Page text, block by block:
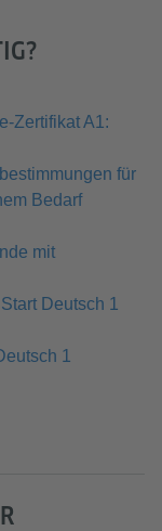
Zertifikat A1:
für
Bedarf
mit
Deutsch 1
1